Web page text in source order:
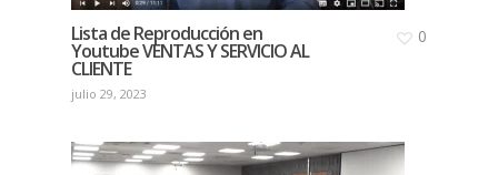
Lista de Reproducción en
Youtube VENTAS Y SERVICIO AL
CLIENTE
julio 29, 2023
0